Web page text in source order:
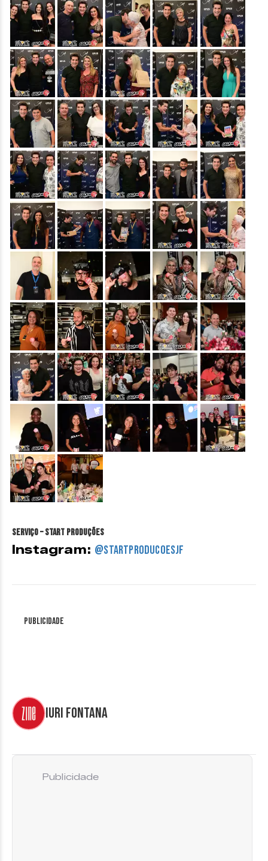
&nbsp; &nbsp; &nbsp; &nbsp; &nbsp;
&nbsp; &nbsp; &nbsp; &nbsp; &nbsp;
&nbsp; &nbsp; &nbsp; &nbsp; &nbsp;
&nbsp; &nbsp; &nbsp; &nbsp; &nbsp;
&nbsp; &nbsp; &nbsp; &nbsp; &nbsp;
&nbsp; &nbsp; &nbsp; &nbsp; &nbsp;
&nbsp; &nbsp; &nbsp; &nbsp; &nbsp;
&nbsp; &nbsp; &nbsp; &nbsp; &nbsp;
&nbsp; &nbsp; &nbsp; &nbsp; &nbsp;
&nbsp; &nbsp;
Serviço – Start Produções
Instagram: @startproducoesjf
Publicidade
Iuri Fontana
Publicidade